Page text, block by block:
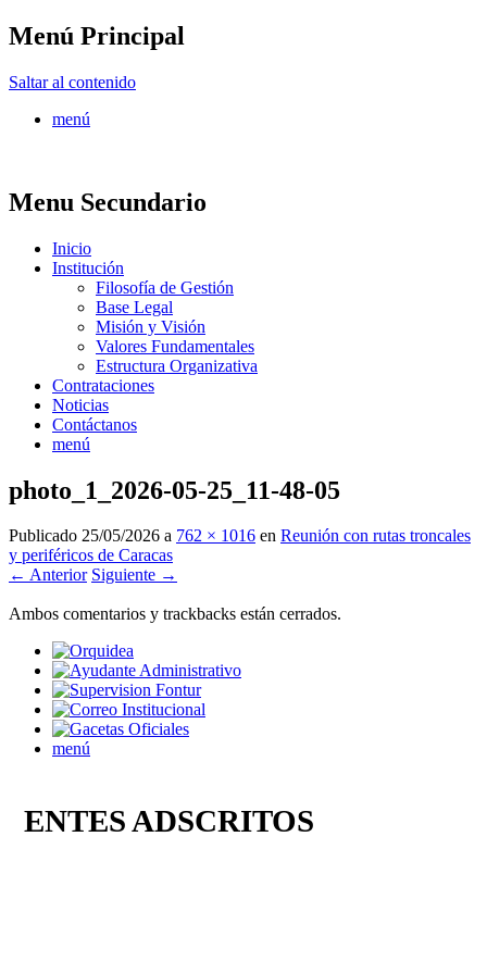
Menú Principal
Saltar al contenido
menú
Menu Secundario
Inicio
Institución
Filosofía de Gestión
Base Legal
Misión y Visión
Valores Fundamentales
Estructura Organizativa
Contrataciones
Noticias
Contáctanos
menú
photo_1_2026-05-25_11-48-05
Publicado 25/05/2026 a 762 × 1016 en Reunión con rutas troncales
y periféricos de Caracas
← Anterior Siguiente →
Ambos comentarios y trackbacks están cerrados.
menú
ENTES ADSCRITOS